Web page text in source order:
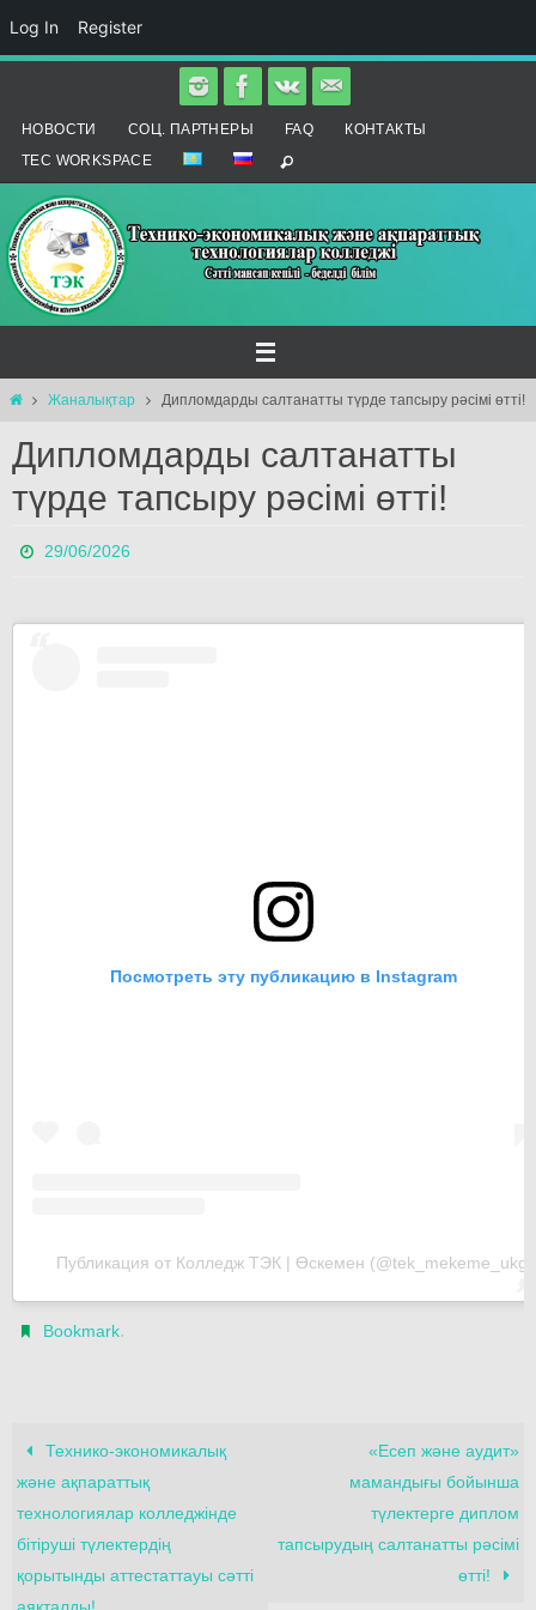
content
Log In Register
НОВОСТИ СОЦ. ПАРТНЕРЫ FAQ
КОНТАКТЫ
TEC WORKSPACE
HomeЖаналықтар Дипломдарды салтанатты түрде тапсыру рәсімі өтті!
Дипломдарды салтанатты
түрде тапсыру рәсімі өтті!
29/06/2026
Посмотреть эту публикацию в Instagram
Публикация от Колледж ТЭК | Өскемен (@tek_mekeme_ukg)
Bookmark.
Технико-экономикалық
және ақпараттық
технологиялар колледжінде
бітіруші түлектердің
қорытынды аттестаттауы сәтті
аяқталды!
«Есеп және аудит»
мамандығы бойынша
түлектерге диплом
тапсырудың салтанатты рәсімі
өтті!